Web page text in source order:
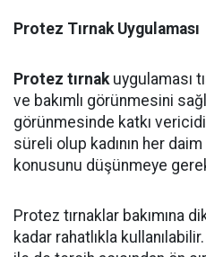
Protez Tırnak Uygulaması
Protez tırnakuygulaması
ve bakımlı görünmesini
görünmesinde katkı
süreli olup kadının her daim
konusunu düşünmeye
Protez tırnaklar bakımına
kadar rahatlıkla